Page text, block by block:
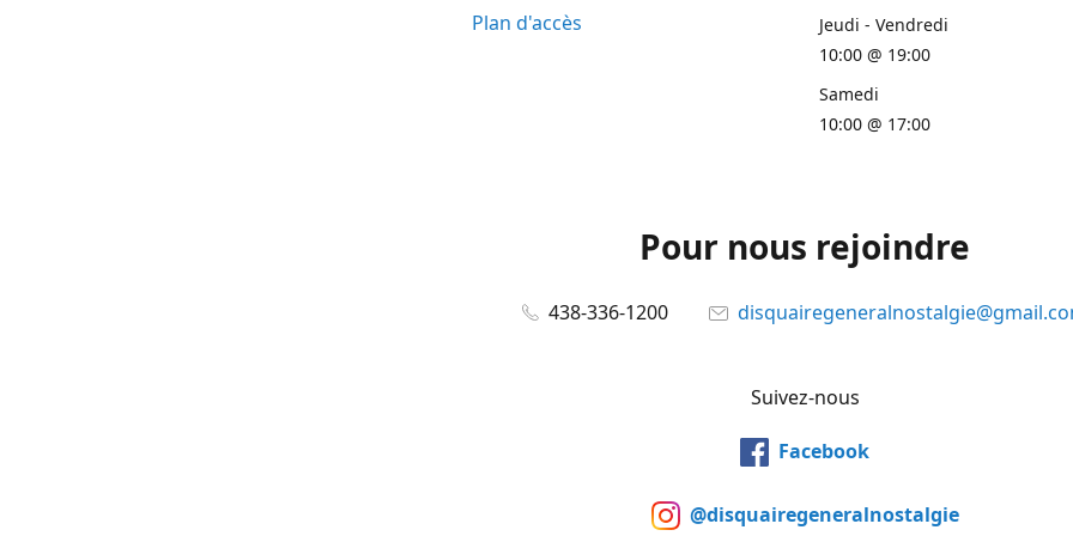
Plan d'accès
Jeudi - Vendredi
10:00 @ 19:00
Samedi
10:00 @ 17:00
Pour nous rejoindre
438-336-1200
Suivez-nous
Facebook
@disquairegeneralnostalgie